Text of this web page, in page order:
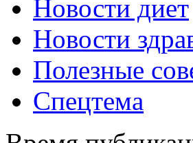
Новости диет
Новости
Полезные
Спецтема